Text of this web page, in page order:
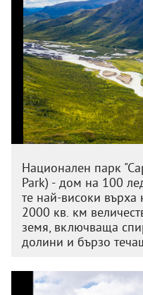
Национален парк
Park) - дом на 100
те най-високи
2000 кв. км
земя, включваща
долини и бързо